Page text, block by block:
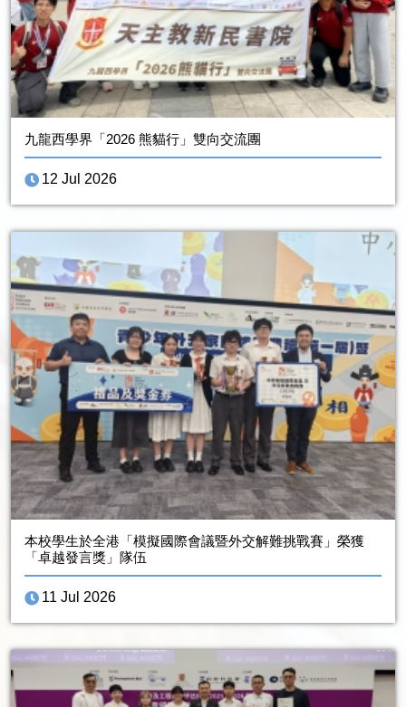
九龍西學界「2026 熊貓行」雙向交流團
12 Jul 2026
本校學生於全港「模擬國際會議暨外交解難挑戰賽」榮獲
「卓越發言獎」隊伍
11 Jul 2026